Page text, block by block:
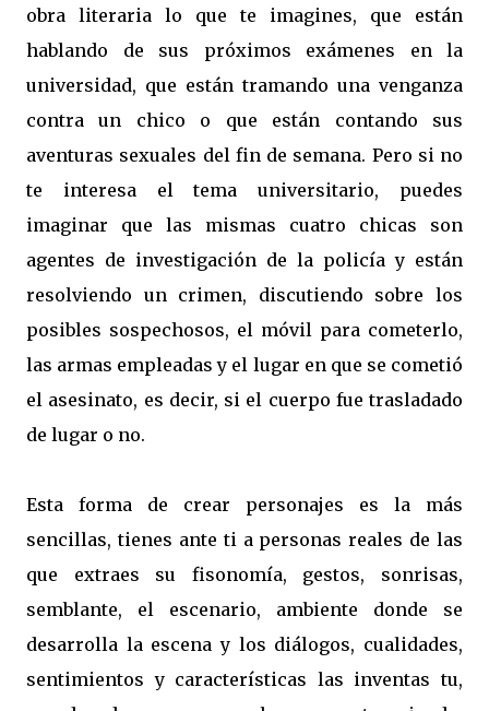
obra literaria lo que te imagines, que están
hablando de sus próximos exámenes en la
universidad, que están tramando una venganza
contra un chico o que están contando sus
aventuras sexuales del fin de semana. Pero si no
te interesa el tema universitario, puedes
imaginar que las mismas cuatro chicas son
agentes de investigación de la policía y están
resolviendo un crimen, discutiendo sobre los
posibles sospechosos, el móvil para cometerlo,
las armas empleadas y el lugar en que se cometió
el asesinato, es decir, si el cuerpo fue trasladado
de lugar o no.
Esta forma de crear personajes es la más
sencillas, tienes ante ti a personas reales de las
que extraes su fisonomía, gestos, sonrisas,
semblante, el escenario, ambiente donde se
desarrolla la escena y los diálogos, cualidades,
sentimientos y características las inventas tu,